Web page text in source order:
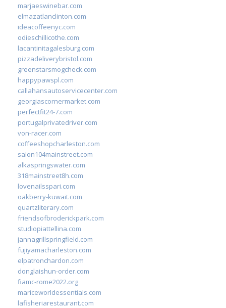
marjaeswinebar.com
elmazatlanclinton.com
ideacoffeenyc.com
odieschillicothe.com
lacantinitagalesburg.com
pizzadeliverybristol.com
greenstarsmogcheck.com
happypawspl.com
callahansautoservicecenter.com
georgiascornermarket.com
perfectfit24-7.com
portugalprivatedriver.com
von-racer.com
coffeeshopcharleston.com
salon104mainstreet.com
alkaspringswater.com
318mainstreet8h.com
lovenailsspari.com
oakberry-kuwait.com
quartzliterary.com
friendsofbroderickpark.com
studiopiattellina.com
jannagrillspringfield.com
fujiyamacharleston.com
elpatronchardon.com
donglaishun-order.com
fiamc-rome2022.org
mariceworldessentials.com
lafisheriarestaurant.com